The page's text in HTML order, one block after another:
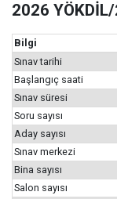
2026
Bilgi
Sınav tarihi
Başlangıç saati
Sınav süresi
Soru sayısı
Aday sayısı
Sınav merkezi
Bina sayısı
Salon sayısı